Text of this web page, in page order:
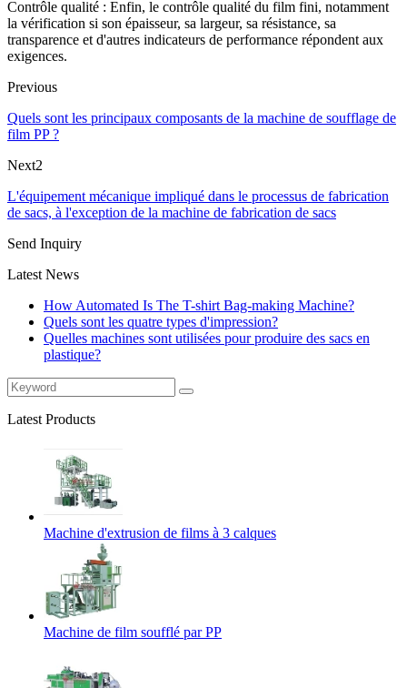
Contrôle qualité : Enfin, le contrôle qualité du film fini, notamment
la vérification si son épaisseur, sa largeur, sa résistance, sa
transparence et d'autres indicateurs de performance répondent aux
exigences.
Previous
Quels sont les principaux composants de la machine de soufflage de
film PP ?
Next2
L'équipement mécanique impliqué dans le processus de fabrication
de sacs, à l'exception de la machine de fabrication de sacs
Send Inquiry
Latest News
How Automated Is The T-shirt Bag-making Machine?
Quels sont les quatre types d'impression?
Quelles machines sont utilisées pour produire des sacs en
plastique?
Latest Products
Machine d'extrusion de films à 3 calques
Machine de film soufflé par PP